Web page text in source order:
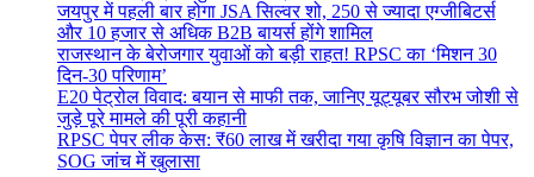
जयपुर में पहली बार होगा JSA सिल्वर शो, 250 से ज्यादा एग्जीबिटर्स
और 10 हजार से अधिक B2B बायर्स होंगे शामिल
राजस्थान के बेरोजगार युवाओं को बड़ी राहत! RPSC का ‘मिशन 30
दिन-30 परिणाम’
E20 पेट्रोल विवाद: बयान से माफी तक, जानिए यूट्यूबर सौरभ जोशी से
जुड़े पूरे मामले की पूरी कहानी
RPSC पेपर लीक केस: ₹60 लाख में खरीदा गया कृषि विज्ञान का पेपर,
SOG जांच में खुलासा